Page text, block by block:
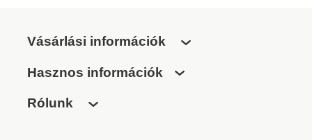
Vásárlási információk
Hasznos információk
Rólunk